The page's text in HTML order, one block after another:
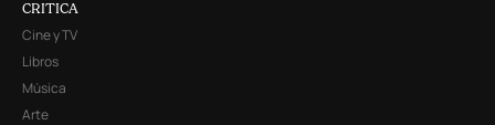
CRITICA
Cine y TV
Libros
Música
Arte